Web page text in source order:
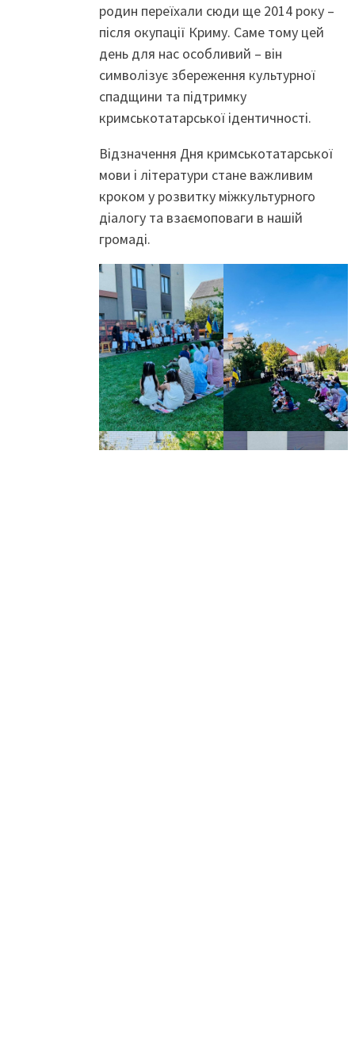
родин переїхали сюди ще 2014 року –
після окупації Криму. Саме тому цей
день для нас особливий – він
символізує збереження культурної
спадщини та підтримку
кримськотатарської ідентичності.
Відзначення Дня кримськотатарської
мови і літератури стане важливим
кроком у розвитку міжкультурного
діалогу та взаємоповаги в нашій
громаді.